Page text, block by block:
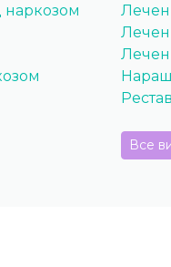
наркозом
Все